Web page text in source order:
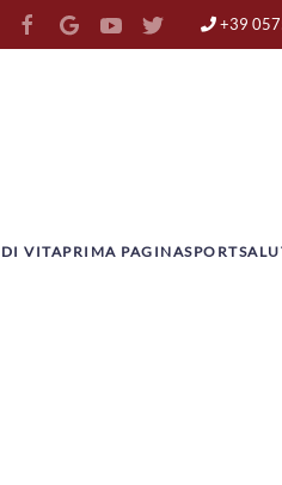
+39
VITAPRIMA PAGINASPORT